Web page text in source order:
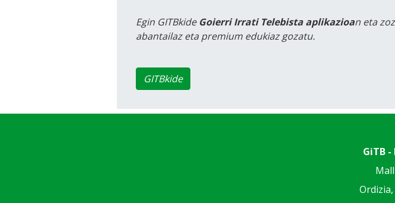
Egin GITBkide Goierri Irrati Telebista aplikazioan eta
abantailaz eta premium edukiaz gozatu.
GITBkide
GiTB